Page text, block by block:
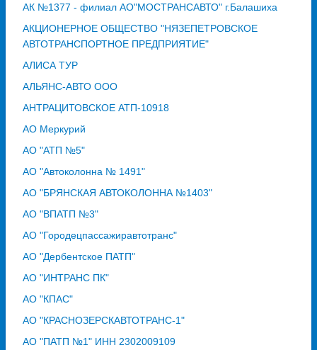
АК №1377 - филиал АО"МОСТРАНСАВТО" г.Балашиха
АКЦИОНЕРНОЕ ОБЩЕСТВО "НЯЗЕПЕТРОВСКОЕ
АВТОТРАНСПОРТНОЕ ПРЕДПРИЯТИЕ"
АЛИСА ТУР
АЛЬЯНС-АВТО ООО
АНТРАЦИТОВСКОЕ АТП-10918
АО Меркурий
АО "АТП №5"
АО "Автоколонна № 1491"
АО "БРЯНСКАЯ АВТОКОЛОННА №1403"
АО "ВПАТП №3"
АО "Городецпассажиравтотранс"
АО "Дербентское ПАТП"
АО "ИНТРАНС ПК"
АО "КПАС"
АО "КРАСНОЗЕРСКАВТОТРАНС-1"
АО "ПАТП №1" ИНН 2302009109